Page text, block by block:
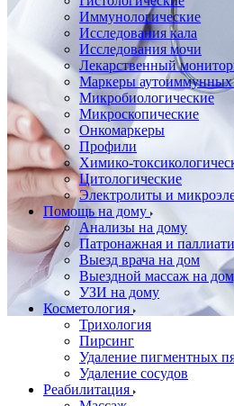
Иммунологические
Исследования кала
Исследования мочи
Лекарственный
Маркеры аутоиммунных
Микробиологические
Микроскопические
Онкомаркеры
Профили
Химико-
Цитологические
Электролиты и
Помощь на дому
Анализы на дому
Патронажная и
Выезд врача на дом
Выездной массаж на
УЗИ на дому
Косметология
Трихология
Пирсинг
Удаление пигментных
Удаление сосудов
Реабилитация